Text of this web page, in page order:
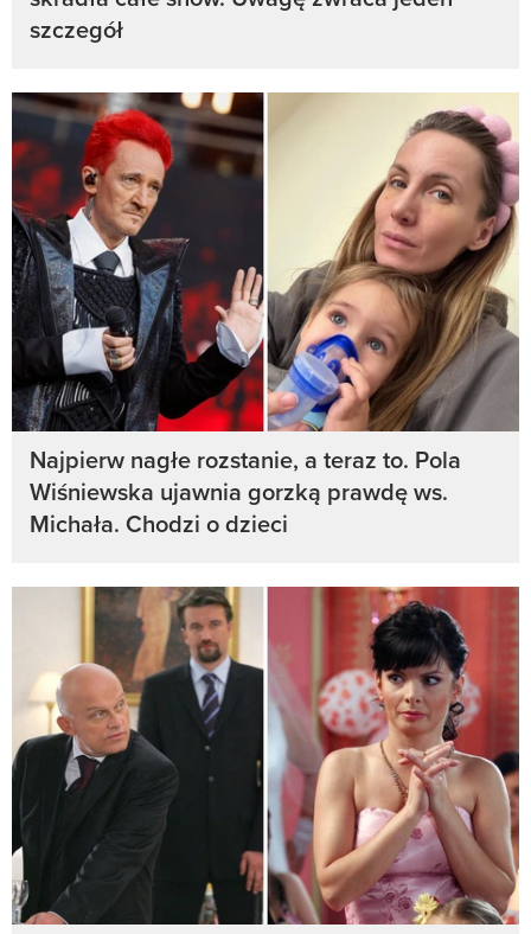
szczegół
Najpierw nagłe rozstanie, a teraz to. Pola
Wiśniewska ujawnia gorzką prawdę ws.
Michała. Chodzi o dzieci